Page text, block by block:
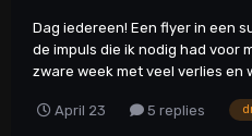
Dag iedereen! Een flyer in een
de impuls die ik nodig had voor
zware week met veel verlies en
April 23 5 replies